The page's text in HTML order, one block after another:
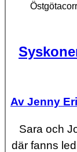
Av Jenny
Sara och
där fanns